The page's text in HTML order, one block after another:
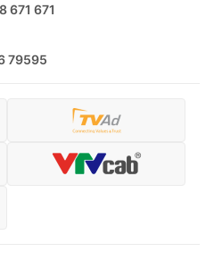
671 671
79595